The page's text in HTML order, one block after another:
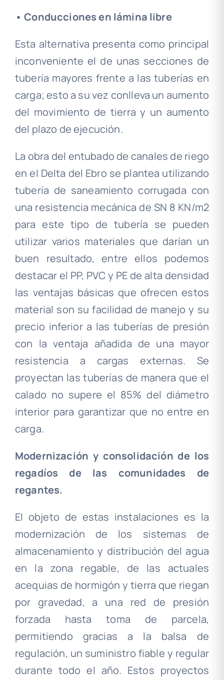
• Conducciones en lámina libre
Esta alternativa presenta como principal
inconveniente el de unas secciones de
tubería mayores frente a las tuberías en
carga; esto a su vez conlleva un aumento
del movimiento de tierra y un aumento
del plazo de ejecución.
La obra del entubado de canales de riego
en el Delta del Ebro se plantea utilizando
tubería de saneamiento corrugada con
una resistencia mecánica de SN 8 KN/m2
para este tipo de tubería se pueden
utilizar varios materiales que darían un
buen resultado, entre ellos podemos
destacar el PP, PVC y PE de alta densidad
las ventajas básicas que ofrecen estos
material son su facilidad de manejo y su
precio inferior a las tuberías de presión
con la ventaja añadida de una mayor
resistencia a cargas externas. Se
proyectan las tuberías de manera que el
calado no supere el 85% del diámetro
interior para garantizar que no entre en
carga.
Modernización y consolidación de los
regadíos de las comunidades de
regantes.
El objeto de estas instalaciones es la
modernización de los sistemas de
almacenamiento y distribución del agua
en la zona regable, de las actuales
acequias de hormigón y tierra que riegan
por gravedad, a una red de presión
forzada hasta toma de parcela,
permitiendo gracias a la balsa de
regulación, un suministro fiable y regular
durante todo el año. Estos proyectos